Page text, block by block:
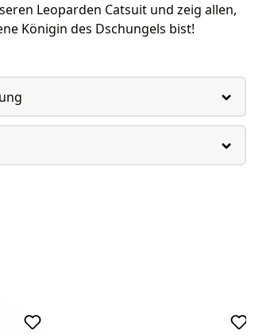
Leoparden Catsuit und zeig allen,
Königin des Dschungels bist!